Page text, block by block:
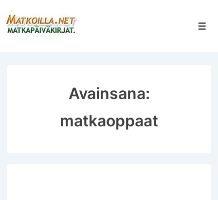
Siirry
pääsisältöön
Avainsana:
matkaoppaat